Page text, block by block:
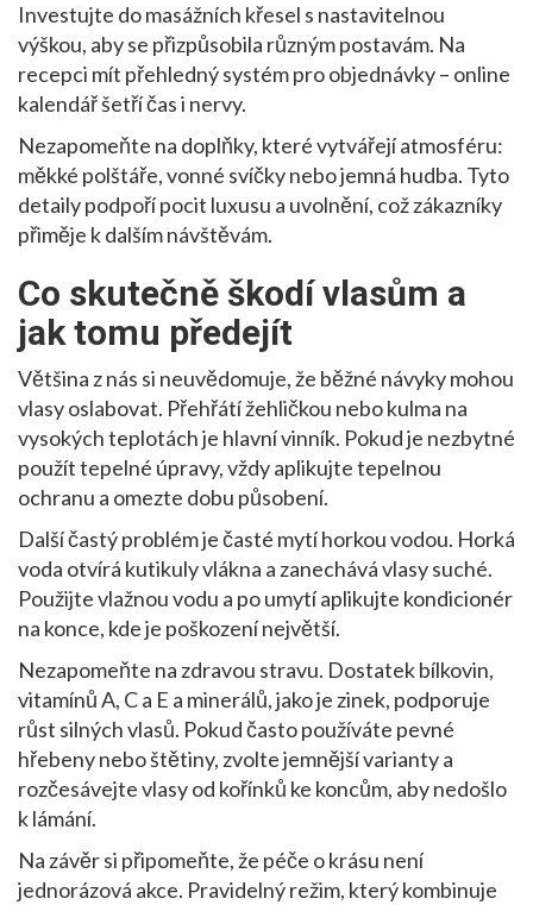
Investujte do masážních křesel s nastavitelnou
výškou, aby se přizpůsobila různým postavám. Na
recepci mít přehledný systém pro objednávky – online
kalendář šetří čas i nervy.
Nezapomeňte na doplňky, které vytvářejí atmosféru:
měkké polštáře, vonné svíčky nebo jemná hudba. Tyto
detaily podpoří pocit luxusu a uvolnění, což zákazníky
přiměje k dalším návštěvám.
Co skutečně škodí vlasům a
jak tomu předejít
Většina z nás si neuvědomuje, že běžné návyky mohou
vlasy oslabovat. Přehřátí žehličkou nebo kulma na
vysokých teplotách je hlavní vinník. Pokud je nezbytné
použít tepelné úpravy, vždy aplikujte tepelnou
ochranu a omezte dobu působení.
Další častý problém je časté mytí horkou vodou. Horká
voda otvírá kutikuly vlákna a zanechává vlasy suché.
Použijte vlažnou vodu a po umytí aplikujte kondicionér
na konce, kde je poškození největší.
Nezapomeňte na zdravou stravu. Dostatek bílkovin,
vitamínů A, C a E a minerálů, jako je zinek, podporuje
růst silných vlasů. Pokud často používáte pevné
hřebeny nebo štětiny, zvolte jemnější varianty a
rozčesávejte vlasy od kořínků ke koncům, aby nedošlo
k lámání.
Na závěr si připomeňte, že péče o krásu není
jednorázová akce. Pravidelný režim, který kombinuje